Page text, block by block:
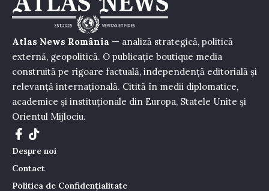
Atlas News România — analiză strategică, politică
externă, geopolitică. O publicație boutique media
construită pe rigoare factuală, independență editorială și
relevanță internațională. Citită în medii diplomatice,
academice și instituționale din Europa, Statele Unite și
Orientul Mijlociu.
Despre noi
Contact
Politica de Confidențialitate